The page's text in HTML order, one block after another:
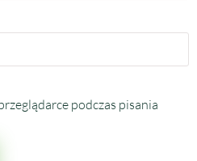
podczas pisania